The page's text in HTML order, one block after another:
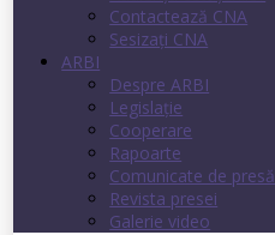
Contactează CNA
Sesizați CNA
ARBI
Despre ARBI
Legislație
Cooperare
Rapoarte
Comunicate de presă
Revista presei
Galerie video